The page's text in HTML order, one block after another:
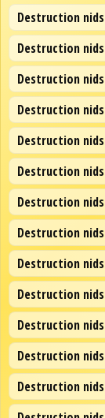
Destruction
Destruction
Destruction
Destruction
Destruction
Destruction
Destruction
Destruction
Destruction
Destruction
Destruction
Destruction
Destruction